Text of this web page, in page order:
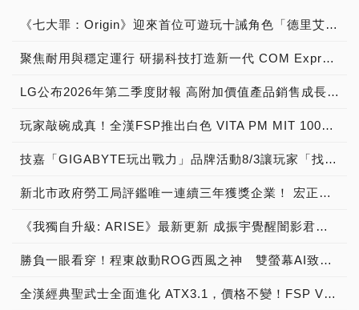
《七大罪：Origin》迎來首位可遊玩十誡角色「德里艾利」
聚焦耐用與穩定運行 研揚科技打造新一代 COM Express Type 6 模組
LG公布2026年第二季度財報 高附加價值產品銷售成長與成本競爭力提升，營業獲利年增 147%
玩家敲碗成真！全漢FSP推出白色 VITA PM MIT 1000W 靜音電源純白上市！ MIT 白金電源首度披上純白戰袍，支援 ATX 3.1、PCIe 5.1，10年保固！
技嘉「GIGABYTE玩出戰力」品牌活動8/3讓玩家「找到專屬配備」
新北市政府勞工局評鑑唯一連續三年獲獎企業！ 宏正三度榮膺新北市政府<友善移工企業>殊榮
《我獨自升級: ARISE》最新更新 成振宇覺醒闇影君主繼承者
勝負一眼看穿！程東啟動ROG西風之神 雙螢幕AI致勝全局
全漢經典聖武士全面進化 ATX3.1，價格不變！FSP VIC BD+ 電競入門最強銅牌電源！ ATX 3.1、全新壓紋線材、登錄享 5 年保固，打造新世代入門電競首選